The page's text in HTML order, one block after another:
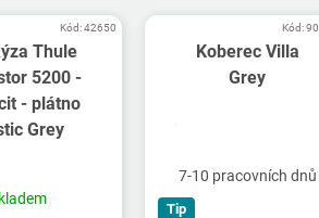
Thule
5200 -
- plátno
Grey
Kód:42650
Koberec Villa
Grey
7-10 pracovních dnů
Tip
Kód: